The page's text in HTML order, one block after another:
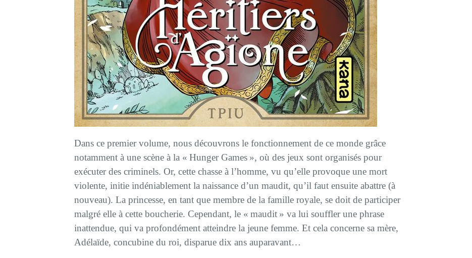
Dans ce premier volume, nous découvrons le fonctionnement de ce monde grâce
notamment à une scène à la « Hunger Games », où des jeux sont organisés pour
exécuter des criminels. Or, cette chasse à l’homme, vu qu’elle provoque une mort
violente, initie indéniablement la naissance d’un maudit, qu’il faut ensuite abattre (à
nouveau). La princesse, en tant que membre de la famille royale, se doit de participer
malgré elle à cette boucherie. Cependant, le « maudit » va lui souffler une phrase
inattendue, qui va profondément atteindre la jeune femme. Et cela concerne sa mère,
Adélaïde, concubine du roi, disparue dix ans auparavant…